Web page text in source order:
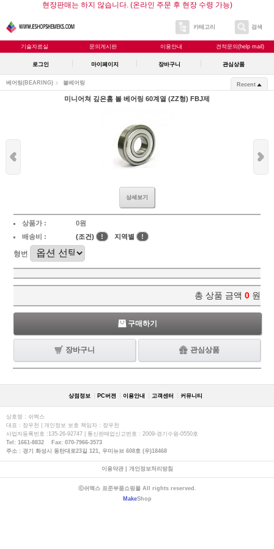
현장판매는 하지 않습니다. (온라인 주문 후 현장 수령 가능)
카테고리 검색
기술자료실 문의게시판 이용안내 견적문의(help mail)
로그인 마이페이지 장바구니 관심상품
베어링(BEARING) 볼베어링 Recent
미니어쳐 깊은홈 볼 베어링 60계열 (ZZ형) FBJ제
상세보기
상품가 :
0원
배송비 :
(조건) ! 지역별 !
형번
총 상품 금액 0 원
구매하기
장바구니 관심상품
상점정보 PC버젼 이용안내 고객센터 커뮤니티
상호명 : 쉬멕스
대표 : 장우천 | 개인정보 보호 책임자 : 장우천
사업자등록번호 :135-26-92747 | 통신판매업신고번호 : 2009-경기수원-0550호
Tel: 1661-8832 Fax: 070-7966-3573
주소 : 경기 화성시 동탄대로23길 121, 우미뉴브 608호 (우)18468
이용약관| 개인정보처리방침
ⓒ쉬멕스 표준부품쇼핑몰 All rights reserved.
MakeShop